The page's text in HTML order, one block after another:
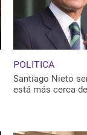
POLITICA
Santiago Nieto
está más cerca